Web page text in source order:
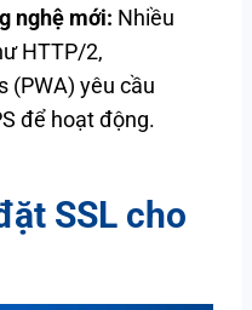
nghệ mới: Nhiều
HTTP/2,
(PWA) yêu cầu
để hoạt động.
SSL cho